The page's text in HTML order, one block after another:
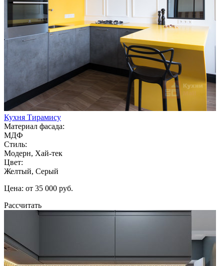
Кухня Тирамису
Материал фасада:
МДФ
Стиль:
Модерн, Хай-тек
Цвет:
Желтый, Серый
Цена: от 35 000 руб.
Рассчитать